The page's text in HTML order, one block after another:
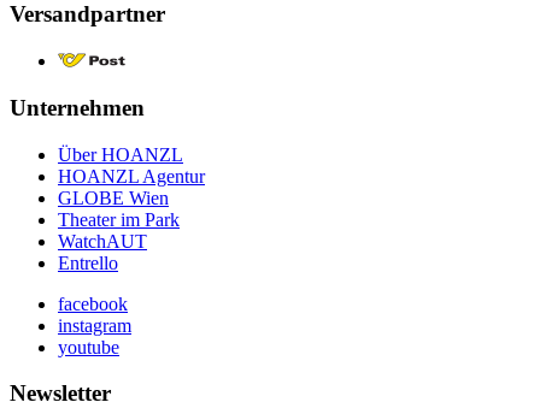
Versandpartner
Unternehmen
Über HOANZL
HOANZL Agentur
GLOBE Wien
Theater im Park
WatchAUT
Entrello
facebook
instagram
youtube
Newsletter